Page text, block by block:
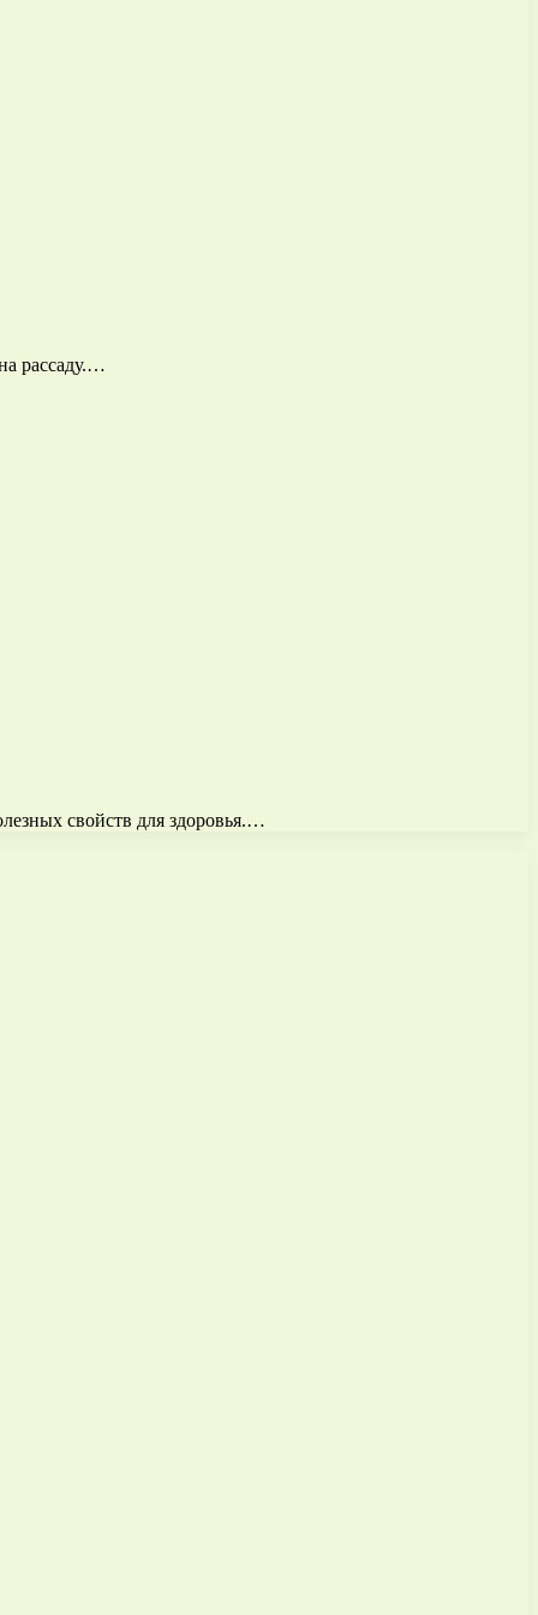
рассаду.…
свойств для здоровья.…